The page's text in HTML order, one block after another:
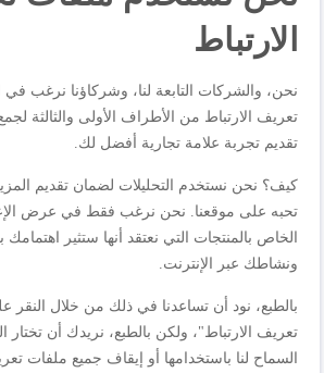
تصميمًا موفرًا للطاقة من مواد منخفضة الأثر
في فرنسا، وهي تقدم أداءً مقاومًا للالتصاق لا
بسهولة الاستخدام وبتقديمها لطريقة عيش
احتياجاتك على نحو مثالي. ويأتي هيكلها
مواد معاد تدويرها بنسبة
حين تقدم طبقة طلاء السيراميك المقاومة
وجبات طازجة وصحية يومًا بعد يوم. تأتي
مجهزة بمؤشر الحرارة ثيرموسيجنال
تحمير مثالي، كما أنها متوافقة مع جميع
مواصفات المنتجات
الارتباط
نحن، والشركات التابعة لنا، وشركاؤنا نرغب
تعريف الارتباط من الأطراف الأولى والثالثة
تقديم تجربة علامة تجارية أفضل لك.
كيف؟ نحن نستخدم التحليلات لضمان تقديم
تحبه على موقعنا. نحن نرغب فقط في عرض
الخاص بالمنتجات التي نعتقد أنها ستثير اهتمامك
ونشاطك عبر الإنترنت.
بالطبع، نود أن تساعدنا في ذلك من خلال
تعريف الارتباط"، ولكن بالطبع، نريدك أن
السماح لنا باستخدامها أو إيقاف جميع ملفات